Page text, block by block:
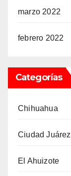
marzo 2022
febrero 2022
Categorías
Chihuahua
Ciudad Juárez
El Ahuizote